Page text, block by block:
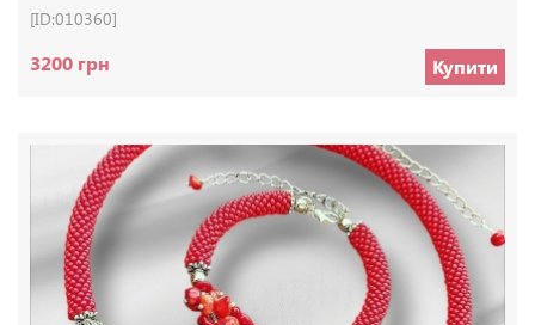
[ID:010360]
3200 грн Купити